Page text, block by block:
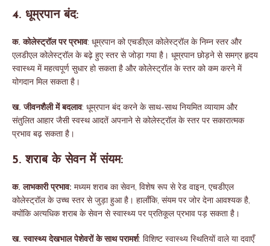
4. धूम्रपान बंद:
क. कोलेस्ट्रॉल पर प्रभाव: धूम्रपान को एचडीएल कोलेस्ट्रॉल के निम्न स्तर और
एलडीएल कोलेस्ट्रॉल के बढ़े हुए स्तर से जोड़ा गया है। धूम्रपान छोड़ने से समग्र हृदय
स्वास्थ्य में महत्वपूर्ण सुधार हो सकता है और कोलेस्ट्रॉल के स्तर को कम करने में
योगदान मिल सकता है।
ख. जीवनशैली में बदलाव: धूम्रपान बंद करने के साथ-साथ नियमित व्यायाम और
संतुलित आहार जैसी स्वस्थ आदतें अपनाने से कोलेस्ट्रॉल के स्तर पर सकारात्मक
प्रभाव बढ़ सकता है।
5. शराब के सेवन में संयम:
क. लाभकारी प्रभाव: मध्यम शराब का सेवन, विशेष रूप से रेड वाइन, एचडीएल
कोलेस्ट्रॉल के उच्च स्तर से जुड़ा हुआ है। हालाँकि, संयम पर जोर देना आवश्यक है,
क्योंकि अत्यधिक शराब के सेवन से स्वास्थ्य पर प्रतिकूल प्रभाव पड़ सकता है।
ख. स्वास्थ्य देखभाल पेशेवरों के साथ परामर्श: विशिष्ट स्वास्थ्य स्थितियों वाले या दवाएँ